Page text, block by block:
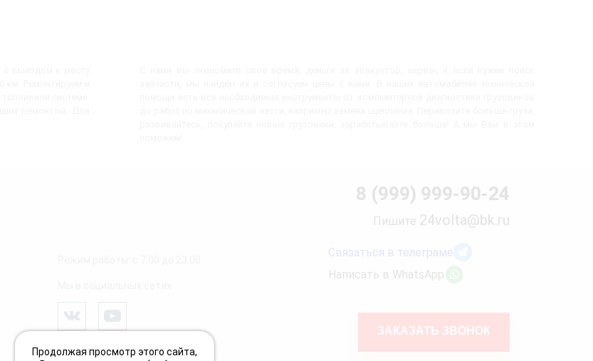
8 (999) 999-90-24
Пишите 24volta@bk.ru
Связаться в телеграме
Написать в WhatsApp
ЗАКАЗАТЬ ЗВОНОК
Продолжая просмотр этого сайта,